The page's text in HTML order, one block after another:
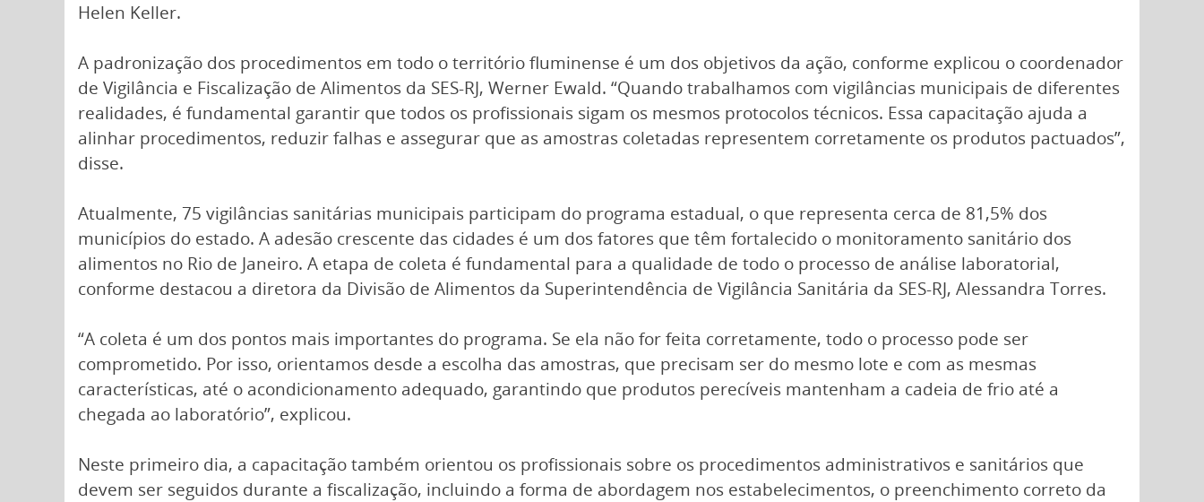
Helen Keller.
A padronização dos procedimentos em todo o território fluminense é um dos objetivos da ação, conforme explicou o coordenador
de Vigilância e Fiscalização de Alimentos da SES-RJ, Werner Ewald. “Quando trabalhamos com vigilâncias municipais de diferentes
realidades, é fundamental garantir que todos os profissionais sigam os mesmos protocolos técnicos. Essa capacitação ajuda a
alinhar procedimentos, reduzir falhas e assegurar que as amostras coletadas representem corretamente os produtos pactuados”,
disse.
Atualmente, 75 vigilâncias sanitárias municipais participam do programa estadual, o que representa cerca de 81,5% dos
municípios do estado. A adesão crescente das cidades é um dos fatores que têm fortalecido o monitoramento sanitário dos
alimentos no Rio de Janeiro. A etapa de coleta é fundamental para a qualidade de todo o processo de análise laboratorial,
conforme destacou a diretora da Divisão de Alimentos da Superintendência de Vigilância Sanitária da SES-RJ, Alessandra Torres.
“A coleta é um dos pontos mais importantes do programa. Se ela não for feita corretamente, todo o processo pode ser
comprometido. Por isso, orientamos desde a escolha das amostras, que precisam ser do mesmo lote e com as mesmas
características, até o acondicionamento adequado, garantindo que produtos perecíveis mantenham a cadeia de frio até a
chegada ao laboratório”, explicou.
Neste primeiro dia, a capacitação também orientou os profissionais sobre os procedimentos administrativos e sanitários que
devem ser seguidos durante a fiscalização, incluindo a forma de abordagem nos estabelecimentos, o preenchimento correto da